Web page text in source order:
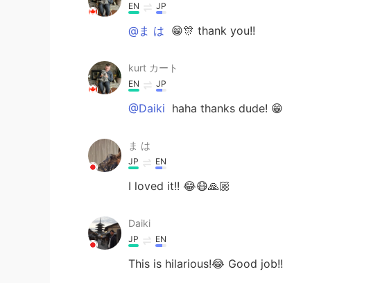
EN JP
@ま は 😁🎊 thank you!!
kurt カート
EN JP
@Daiki haha thanks dude! 😁
ま は
JP EN
I loved it!! 😂😷🙏🏼
Daiki
JP EN
This is hilarious!😂 Good job!!